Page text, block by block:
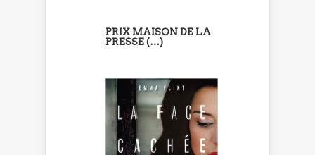
PRIX MAISON DE LA
PRESSE (…)